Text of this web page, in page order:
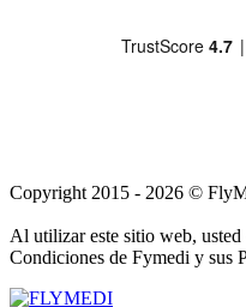
Copyright 2015 - 2026 ©
Al utilizar este sitio web,
Condiciones de Fymedi y sus